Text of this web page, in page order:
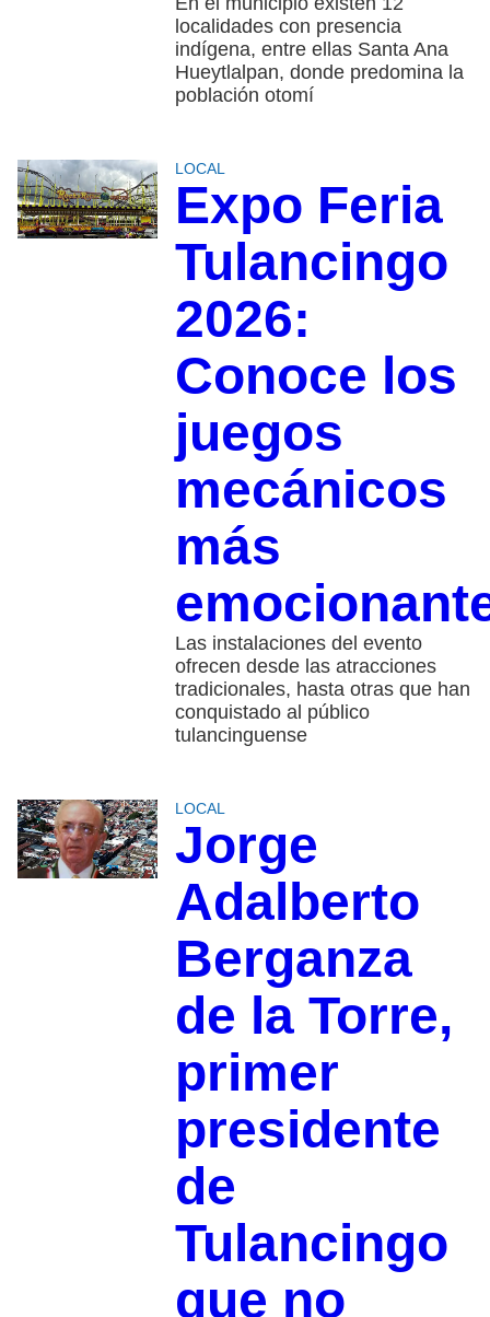
localidades con presencia
indígena, entre ellas Santa Ana
Hueytlalpan, donde predomina la
población otomí
LOCAL
Expo Feria
Tulancingo
2026:
Conoce los
juegos
mecánicos
más
Las instalaciones del evento
ofrecen desde las atracciones
tradicionales, hasta otras que han
conquistado al público
tulancinguense
LOCAL
Jorge
Adalberto
Berganza
de la Torre,
primer
presidente
de
Tulancingo
que no